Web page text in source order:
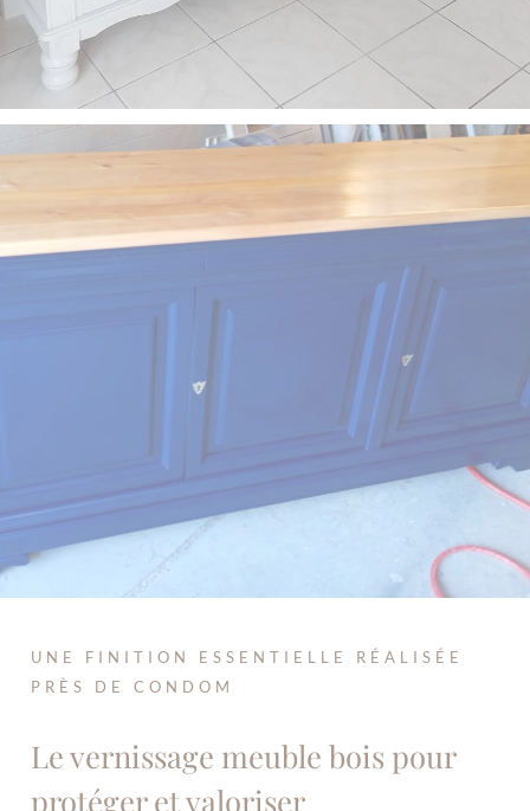
UNE FINITION ESSENTIELLE RÉALISÉE
PRÈS DE CONDOM
Le vernissage meuble bois pour
protéger et valoriser